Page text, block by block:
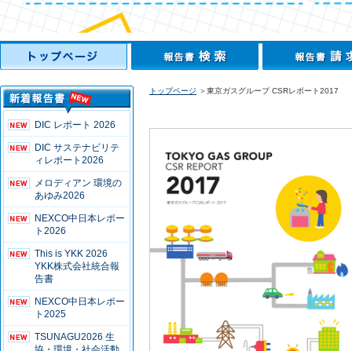
DIC レポート 2026
DIC サステナビリテ
ィレポート2026
メロディアン 環境の
あゆみ2026
NEXCO中日本レポー
ト2026
This is YKK 2026
YKK株式会社統合報
告書
NEXCO中日本レポー
ト2025
TSUNAGU2026 生
トップページ ＞東京ガスグループ CSRレポート2017